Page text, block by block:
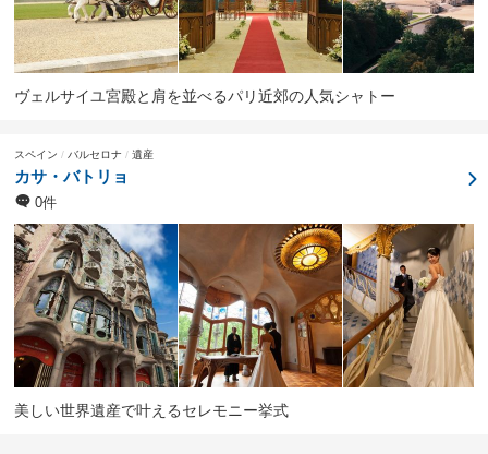
ヴェルサイユ宮殿と肩を並べるパリ近郊の人気シャトー
スペイン バルセロナ 遺産
カサ・バトリョ
0件
美しい世界遺産で叶えるセレモニー挙式